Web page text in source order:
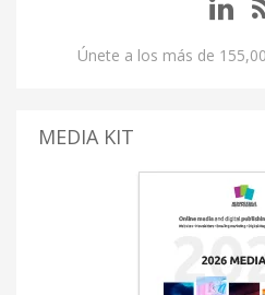
Únete a los más de
MEDIA KIT